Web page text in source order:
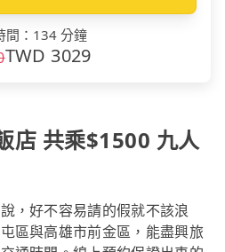
間 ： 134 分鐘
TWD 3029
店 共乘$1500 九人
，好不容易請的假就不該浪
區與高雄市前金區，能盡興旅